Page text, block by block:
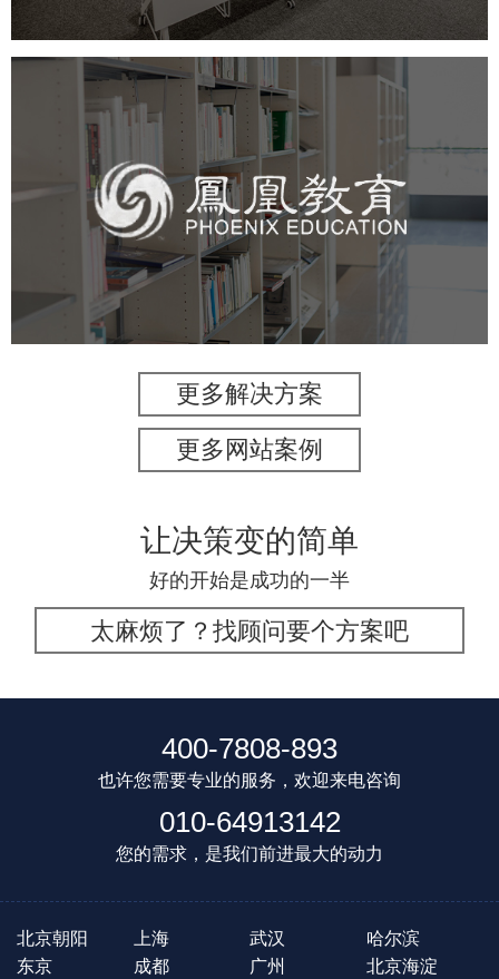
凤凰教育
培训教育 高校 教育网站建设
学校网站建设
大学网站建设
高校网站建设
更多解决方案
更多网站案例
让决策变的简单
好的开始是成功的一半
太麻烦了？找顾问要个方案吧
400-7808-893
也许您需要专业的服务，欢迎来电咨询
010-64913142
您的需求，是我们前进最大的动力
北京朝阳 上海 武汉
哈尔滨
东京
成都 广州 北京海淀